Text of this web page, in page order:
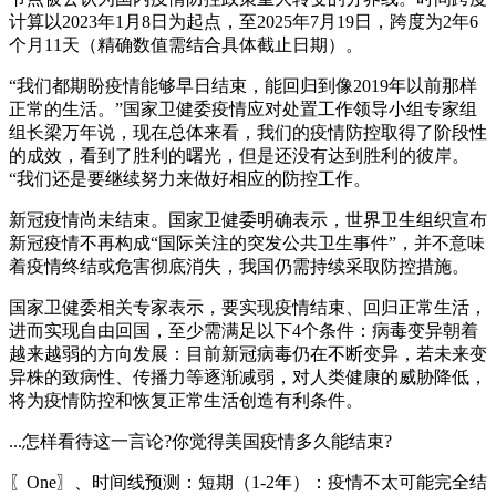
计算以2023年1月8日为起点，至2025年7月19日，跨度为2年6
个月11天（精确数值需结合具体截止日期）。
“我们都期盼疫情能够早日结束，能回归到像2019年以前那样
正常的生活。”国家卫健委疫情应对处置工作领导小组专家组
组长梁万年说，现在总体来看，我们的疫情防控取得了阶段性
的成效，看到了胜利的曙光，但是还没有达到胜利的彼岸。
“我们还是要继续努力来做好相应的防控工作。
新冠疫情尚未结束。国家卫健委明确表示，世界卫生组织宣布
新冠疫情不再构成“国际关注的突发公共卫生事件”，并不意味
着疫情终结或危害彻底消失，我国仍需持续采取防控措施。
国家卫健委相关专家表示，要实现疫情结束、回归正常生活，
进而实现自由回国，至少需满足以下4个条件：病毒变异朝着
越来越弱的方向发展：目前新冠病毒仍在不断变异，若未来变
异株的致病性、传播力等逐渐减弱，对人类健康的威胁降低，
将为疫情防控和恢复正常生活创造有利条件。
...怎样看待这一言论?你觉得美国疫情多久能结束?
〖One〗、时间线预测：短期（1-2年）：疫情不太可能完全结